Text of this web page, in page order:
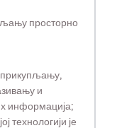
просторно
прикупљању,
и
информација;
технологији је